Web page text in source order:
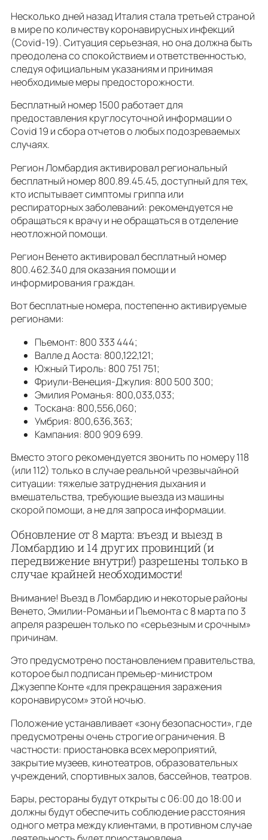
Несколько дней назад Италия стала третьей страной
в мире по количеству коронавирусных инфекций
(Covid-19). Ситуация серьезная, но она должна быть
преодолена со спокойствием и ответственностью,
следуя официальным указаниям и принимая
необходимые меры предосторожности.
Бесплатный номер 1500 работает для
предоставления круглосуточной информации о
Covid 19 и сбора отчетов о любых подозреваемых
случаях.
Регион Ломбардия активировал региональный
бесплатный номер 800.89.45.45, доступный для тех,
кто испытывает симптомы гриппа или
респираторных заболеваний: рекомендуется не
обращаться к врачу и не обращаться в отделение
неотложной помощи.
Регион Венето активировал бесплатный номер
800.462.340 для оказания помощи и
информирования граждан.
Вот бесплатные номера, постепенно активируемые
регионами:
Пьемонт: 800 333 444;
Валле д Аоста: 800,122,121;
Южный Тироль: 800 751 751;
Фриули-Венеция-Джулия: 800 500 300;
Эмилия Романья: 800,033,033;
Тоскана: 800,556,060;
Умбрия: 800,636,363;
Кампания: 800 909 699.
Вместо этого рекомендуется звонить по номеру 118
(или 112) только в случае реальной чрезвычайной
ситуации: тяжелые затруднения дыхания и
вмешательства, требующие выезда из машины
скорой помощи, а не для запроса информации.
Обновление от 8 марта: въезд и выезд в
Ломбардию и 14 других провинций (и
передвижение внутри!) разрешены только в
случае крайней необходимости!
Внимание! Въезд в Ломбардию и некоторые районы
Венето, Эмилии-Романьи и Пьемонта с 8 марта по 3
апреля разрешен только по «серьезным и срочным»
причинам.
Это предусмотрено постановлением правительства,
которое был подписан премьер-министром
Джузеппе Конте «для прекращения заражения
коронавирусом» этой ночью.
Положение устанавливает «зону безопасности», где
предусмотрены очень строгие ограничения. В
частности: приостановка всех мероприятий,
закрытие музеев, кинотеатров, образовательных
учреждений, спортивных залов, бассейнов, театров.
Бары, рестораны будут открыты с 06:00 до 18:00 и
должны будут обеспечить соблюдение расстояния
одного метра между клиентами, в противном случае